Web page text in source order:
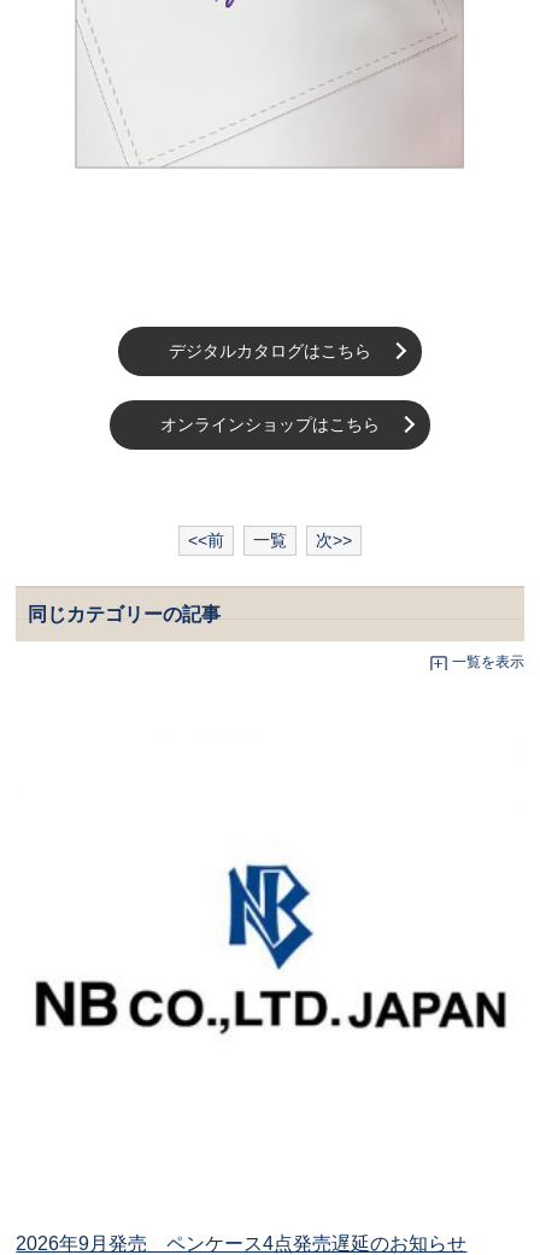
デジタルカタログはこちら
オンラインショップはこちら
<<前 一覧 次>>
同じカテゴリーの記事
一覧を表示
2026年9月発売 ペンケース4点発売遅延のお知らせ